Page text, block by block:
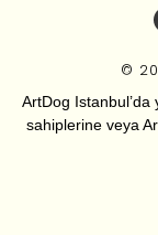
©
ArtDog Istanbul’da
sahiplerine veya